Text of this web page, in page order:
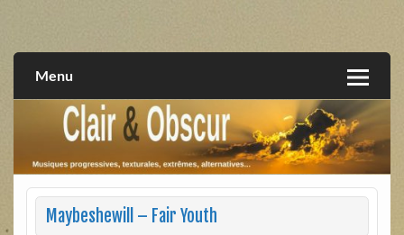
extrêmes, alternatives, texturales
Menu
Maybeshewill – Fair Youth